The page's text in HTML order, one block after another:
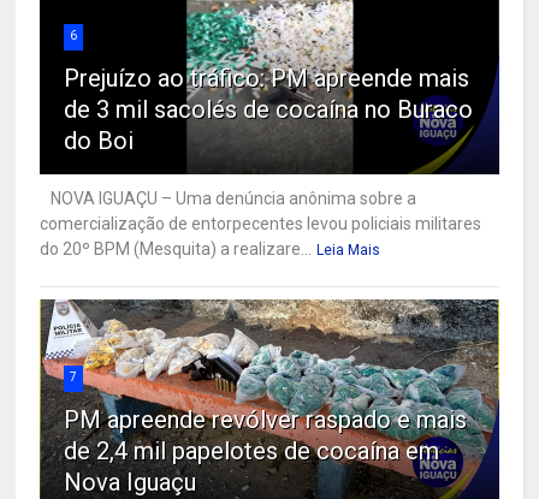
6
Prejuízo ao tráfico: PM apreende mais
de 3 mil sacolés de cocaína no Buraco
do Boi
NOVA IGUAÇU – Uma denúncia anônima sobre a
comercialização de entorpecentes levou policiais militares
do 20º BPM (Mesquita) a realizare... Leia Mais
7
PM apreende revólver raspado e mais
de 2,4 mil papelotes de cocaína em
Nova Iguaçu